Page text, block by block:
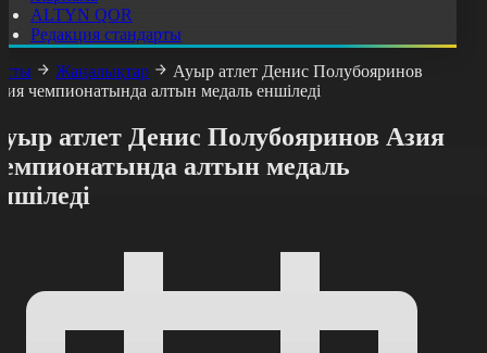
ALTYN QOR
Редакция стандарты
Жаңалықтар
Ауыр атлет Денис Полубояринов
чемпионатында алтын медаль еншіледі
атлет Денис Полубояринов Азия
алтын медаль